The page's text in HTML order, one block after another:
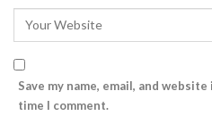
Save my name, email, and
time I comment.